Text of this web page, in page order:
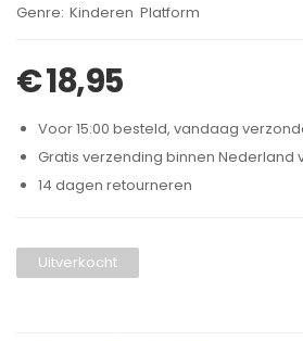
Brand:
Kinderen ,
Platform
€18,95
Voor 15:00 besteld, vandaag
Gratis verzending binnen Nederland
14 dagen retourneren
Uitverkocht